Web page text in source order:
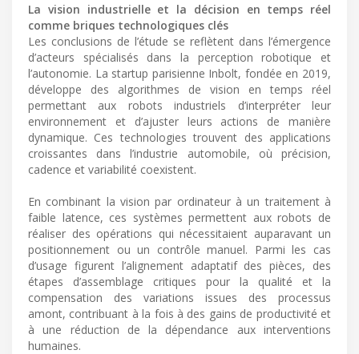
La vision industrielle et la décision en temps réel
comme briques technologiques clés
Les conclusions de l’étude se reflètent dans l’émergence
d’acteurs spécialisés dans la perception robotique et
l’autonomie. La startup parisienne Inbolt, fondée en 2019,
développe des algorithmes de vision en temps réel
permettant aux robots industriels d’interpréter leur
environnement et d’ajuster leurs actions de manière
dynamique. Ces technologies trouvent des applications
croissantes dans l’industrie automobile, où précision,
cadence et variabilité coexistent.
En combinant la vision par ordinateur à un traitement à
faible latence, ces systèmes permettent aux robots de
réaliser des opérations qui nécessitaient auparavant un
positionnement ou un contrôle manuel. Parmi les cas
d’usage figurent l’alignement adaptatif des pièces, des
étapes d’assemblage critiques pour la qualité et la
compensation des variations issues des processus
amont, contribuant à la fois à des gains de productivité et
à une réduction de la dépendance aux interventions
humaines.